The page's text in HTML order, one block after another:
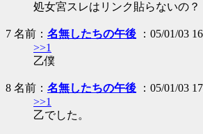
処女宮スレはリンク貼らないの？
7 名前： 名無したちの午後 ：05/01/03
>>1
乙僕
8 名前： 名無したちの午後 ：05/01/03
>>1
乙でした。